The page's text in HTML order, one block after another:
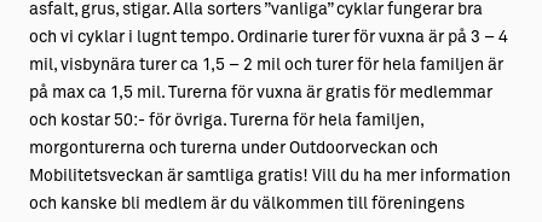
asfalt, grus, stigar. Alla sorters ”vanliga” cyklar fungerar bra
och vi cyklar i lugnt tempo. Ordinarie turer för vuxna är på 3 – 4
mil, visbynära turer ca 1,5 – 2 mil och turer för hela familjen är
på max ca 1,5 mil. Turerna för vuxna är gratis för medlemmar
och kostar 50:- för övriga. Turerna för hela familjen,
morgonturerna och turerna under Outdoorveckan och
Mobilitetsveckan är samtliga gratis! Vill du ha mer information
och kanske bli medlem är du välkommen till föreningens